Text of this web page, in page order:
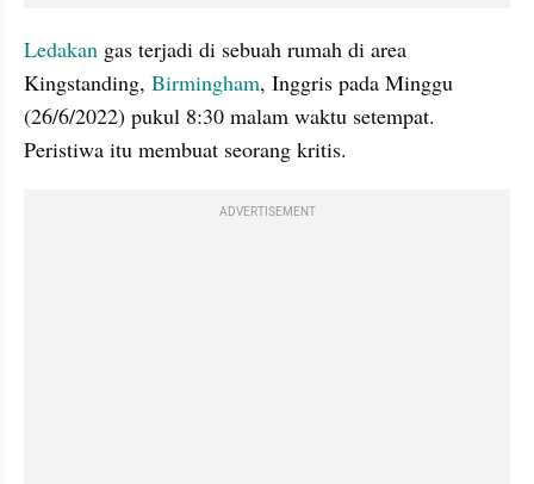
Ledakan gas terjadi di sebuah rumah di area
Kingstanding, Birmingham, Inggris pada Minggu
(26/6/2022) pukul 8:30 malam waktu setempat.
Peristiwa itu membuat seorang kritis.
ADVERTISEMENT